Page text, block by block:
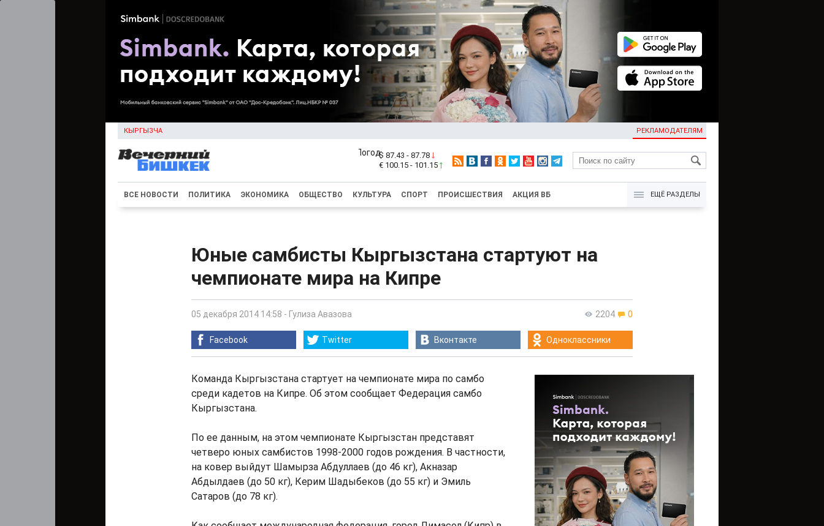
КЫРГЫЗЧА РЕКЛАМОДАТЕЛЯМ
KG
$ 87.43 - 87.78
€ 100.15 - 101.15
ВСЕ НОВОСТИ ПОЛИТИКА ЭКОНОМИКА ОБЩЕСТВО КУЛЬТУРА СПОРТ ПРОИСШЕСТВИЯ АКЦИЯ ВБ ЕЩЁ РАЗДЕЛЫ
Юные самбисты Кыргызстана стартуют на
чемпионате мира на Кипре
2204 0
05 декабря 2014 14:58 - Гулиза Авазова
Facebook Twitter Вконтакте Одноклассники
Команда Кыргызстана стартует на чемпионате мира по самбо
среди кадетов на Кипре. Об этом сообщает Федерация самбо
Кыргызстана.
По ее данным, на этом чемпионате Кыргызстан представят
четверо юных самбистов 1998-2000 годов рождения. В частности,
на ковер выйдут Шамырза Абдуллаев (до 46 кг), Акназар
Абдылдаев (до 50 кг), Керим Шадыбеков (до 55 кг) и Эмиль
Сатаров (до 78 кг).